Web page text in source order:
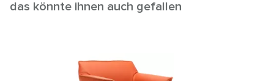
das könnte ihnen auch gefallen